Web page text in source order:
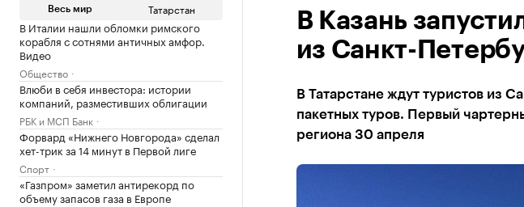
Весь мир Татарстан
В Италии нашли обломки римского
корабля с сотнями античных амфор.
Видео
Общество
Влюби в себя инвестора: истории
компаний, разместивших облигации
РБК и МСП Банк
Форвард «Нижнего Новгорода» сделал
хет-трик за 14 минут в Первой лиге
Спорт
«Газпром» заметил антирекорд по
объему запасов газа в Европе
В Казань
из Санкт-
В Татарстане ждут туристов из
пакетных туров. Первый
региона 30 апреля